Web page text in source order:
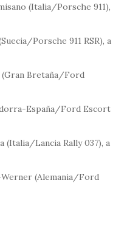
(Italia/Porsche 911),
Porsche 911 RSR), a
(Gran Bretaña/Ford
España/Ford Escort
(Italia/Lancia Rally 037), a
(Alemania/Ford